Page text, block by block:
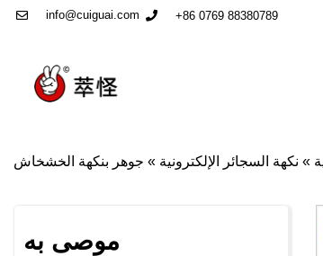
info@cuiguai.com +86 0769 88380789
» نكهة السجائر الإلكترونية » جوهر بنكهة الخشخاش
موصى به